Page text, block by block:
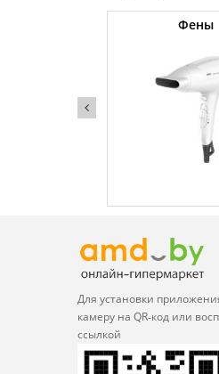
Фены
Для установки
камеру на QR‑код или
ссылкой